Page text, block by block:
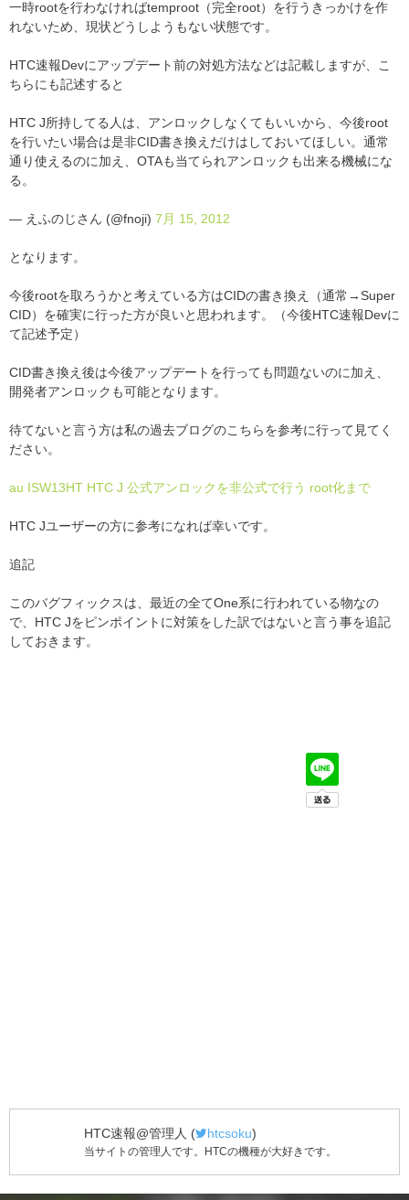
一時rootを行わなければtemproot（完全root）を行うきっかけを作
れないため、現状どうしようもない状態です。
HTC速報Devにアップデート前の対処方法などは記載しますが、こ
ちらにも記述すると
HTC J所持してる人は、アンロックしなくてもいいから、今後root
を行いたい場合は是非CID書き換えだけはしておいてほしい。通常
通り使えるのに加え、OTAも当てられアンロックも出来る機械にな
る。
— えふのじさん (@fnoji) 7月 15, 2012
となります。
今後rootを取ろうかと考えている方はCIDの書き換え（通常→Super
CID）を確実に行った方が良いと思われます。（今後HTC速報Devに
て記述予定）
CID書き換え後は今後アップデートを行っても問題ないのに加え、
開発者アンロックも可能となります。
待てないと言う方は私の過去ブログのこちらを参考に行って見てく
ださい。
au ISW13HT HTC J 公式アンロックを非公式で行う root化まで
HTC Jユーザーの方に参考になれば幸いです。
追記
このバグフィックスは、最近の全てOne系に行われている物なの
で、HTC Jをピンポイントに対策をした訳ではないと言う事を追記
しておきます。
HTC速報@管理人 ( htcsoku)
当サイトの管理人です。HTCの機種が大好きです。